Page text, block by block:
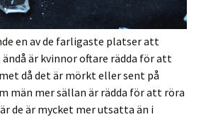
en av de farligaste platser att
är kvinnor oftare rädda för att
då det är mörkt eller sent på
män mer sällan är rädda för att röra
de är mycket mer utsatta än i